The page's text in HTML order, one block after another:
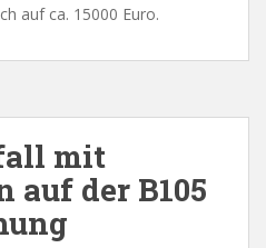
auf ca. 15000 Euro.
mit
auf der B105